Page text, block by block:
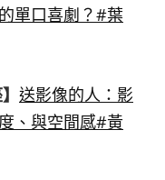
單口喜劇？#葉
送影像的人：影
、與空間感#黃